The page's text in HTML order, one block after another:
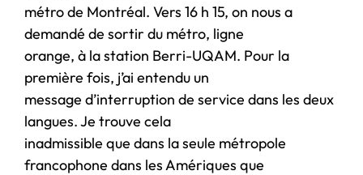
métro de Montréal. Vers 16 h 15, on nous a
demandé de sortir du métro, ligne
orange, à la station Berri-UQAM. Pour la
première fois, j’ai entendu un
message d’interruption de service dans les deux
langues. Je trouve cela
inadmissible que dans la seule métropole
francophone dans les Amériques que